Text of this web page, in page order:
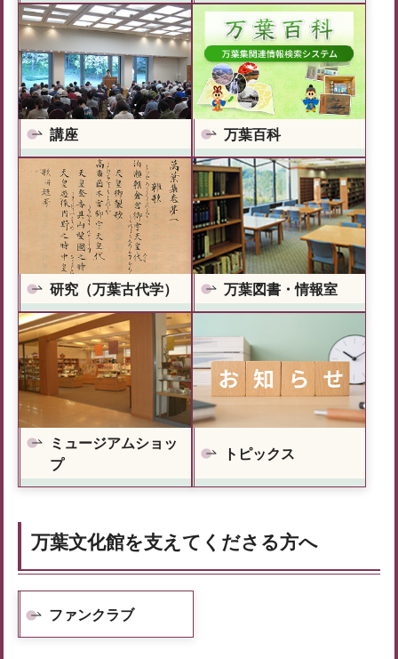
講座 万葉百科
研究（万葉古代学） 万葉図書・情報室
ミュージアムショッ
プ
トピックス
万葉文化館を支えてくださる方へ
ファンクラブ